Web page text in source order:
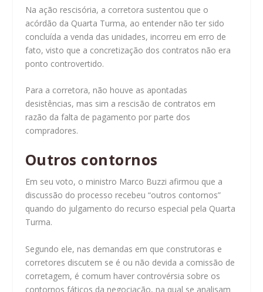
Na ação rescisória, a corretora sustentou que o
acórdão da Quarta Turma, ao entender não ter sido
concluída a venda das unidades, incorreu em erro de
fato, visto que a concretização dos contratos não era
ponto controvertido.
Para a corretora, não houve as apontadas
desistências, mas sim a rescisão de contratos em
razão da falta de pagamento por parte dos
compradores.
Outros con​​tornos
Em seu voto, o ministro Marco Buzzi afirmou que a
discussão do processo recebeu “outros contornos”
quando do julgamento do recurso especial pela Quarta
Turma.
Segundo ele, nas demandas em que construtoras e
corretores discutem se é ou não devida a comissão de
corretagem, é comum haver controvérsia sobre os
contornos fáticos da negociação, na qual se analisam